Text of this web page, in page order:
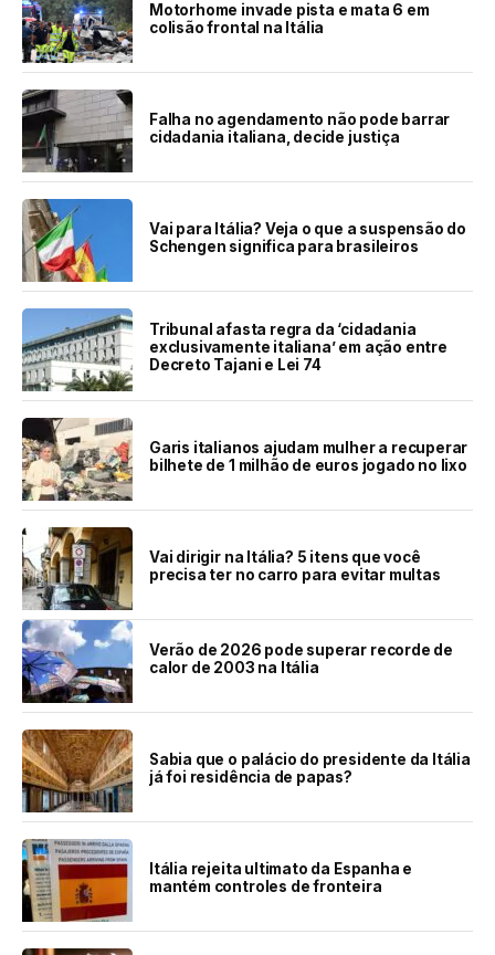
Motorhome invade pista e mata 6 em
colisão frontal na Itália
Falha no agendamento não pode barrar
cidadania italiana, decide justiça
Vai para Itália? Veja o que a suspensão do
Schengen significa para brasileiros
Tribunal afasta regra da ‘cidadania
exclusivamente italiana’ em ação entre
Decreto Tajani e Lei 74
Garis italianos ajudam mulher a recuperar
bilhete de 1 milhão de euros jogado no lixo
Vai dirigir na Itália? 5 itens que você
precisa ter no carro para evitar multas
Verão de 2026 pode superar recorde de
calor de 2003 na Itália
Sabia que o palácio do presidente da Itália
já foi residência de papas?
Itália rejeita ultimato da Espanha e
mantém controles de fronteira